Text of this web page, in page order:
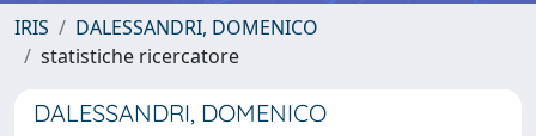
IRIS
DALESSANDRI, DOMENICO
statistiche ricercatore
DALESSANDRI, DOMENICO